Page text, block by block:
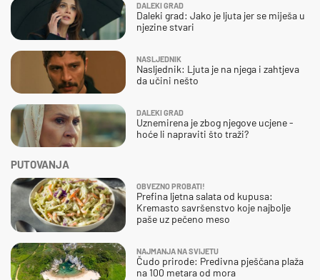
DALEKI GRAD
Daleki grad: Jako je ljuta jer se miješa u
njezine stvari
NASLJEDNIK
Nasljednik: Ljuta je na njega i zahtjeva
da učini nešto
DALEKI GRAD
Uznemirena je zbog njegove ucjene -
hoće li napraviti što traži?
PUTOVANJA
OBVEZNO PROBATI!
Prefina ljetna salata od kupusa:
Kremasto savršenstvo koje najbolje
paše uz pečeno meso
NAJMANJA NA SVIJETU
Čudo prirode: Predivna pješčana plaža
na 100 metara od mora